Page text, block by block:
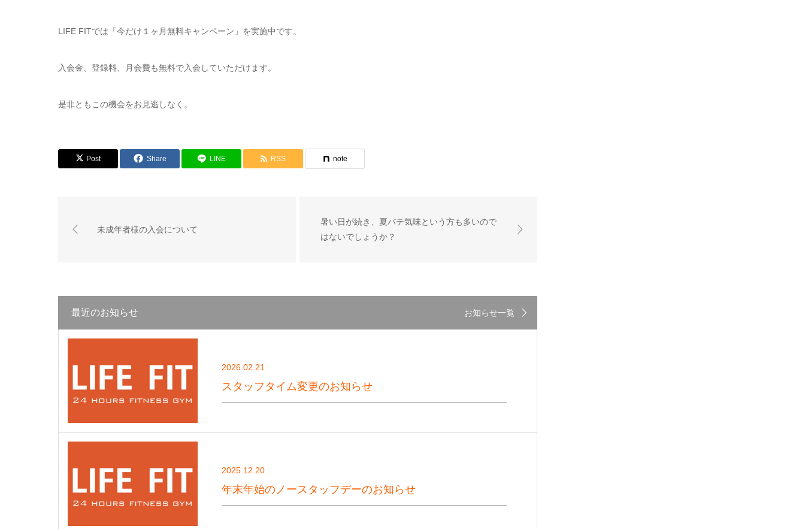
LIFE FITでは「今だけ１ヶ月無料キャンペーン」を実施中です。
入会金、登録料、月会費も無料で入会していただけます。
是非ともこの機会をお見逃しなく。
Post Share LINE RSS note
未成年者様の入会について
暑い日が続き、夏バテ気味という方も多いので
はないでしょうか？
最近のお知らせ お知らせ一覧
2026.02.21
スタッフタイム変更のお知らせ
2025.12.20
年末年始のノースタッフデーのお知らせ